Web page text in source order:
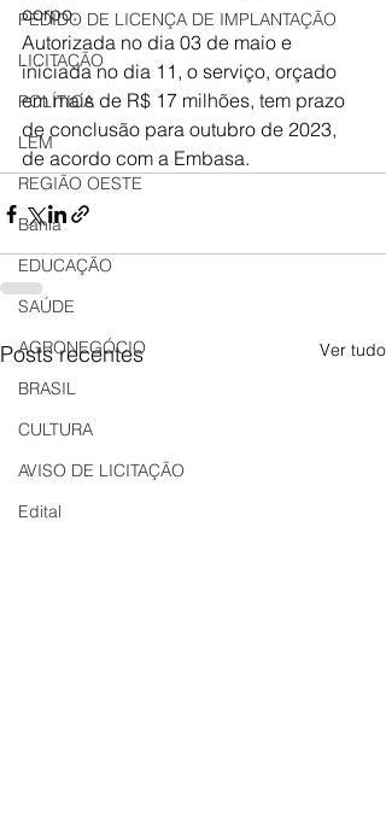
PEDIDO DE LICENÇA DE IMPLANTAÇÃO
LICITAÇÃO
POLÍTICA
LEM
REGIÃO OESTE
Bahia
EDUCAÇÃO
SAÚDE
AGRONEGÓCIO
BRASIL
CULTURA
AVISO DE LICITAÇÃO
Edital
corpo.
Autorizada no dia 03 de maio e
iniciada no dia 11, o serviço, orçado
em mais de R$ 17 milhões, tem prazo
de conclusão para outubro de 2023,
de acordo com a Embasa.
Posts recentes Ver tudo